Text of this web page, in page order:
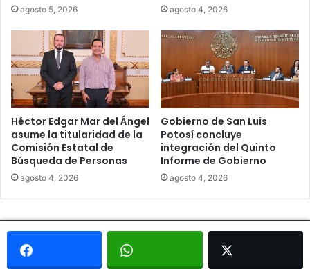
agosto 5, 2026 agosto 4, 2026
Héctor Edgar Mar del Ángel
asume la titularidad de la
Comisión Estatal de
Búsqueda de Personas
agosto 4, 2026
Gobierno de San Luis
Potosí concluye
integración del Quinto
Informe de Gobierno
agosto 4, 2026
© Copyright 2026, Todos los derechos reservados - Metrópoli
San Luis 2013 |